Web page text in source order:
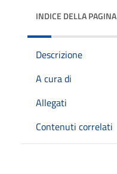
INDICE DELLA PAGINA
Descrizione
A cura di
Allegati
Contenuti correlati